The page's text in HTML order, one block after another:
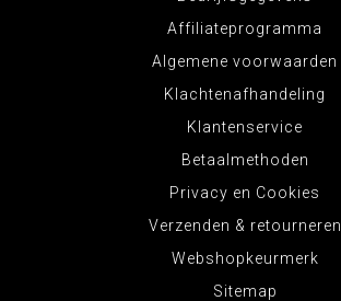
Affiliateprogramma
Algemene voorwaarden
Klachtenafhandeling
Klantenservice
Betaalmethoden
Privacy en Cookies
Verzenden & retourneren
Webshopkeurmerk
Sitemap